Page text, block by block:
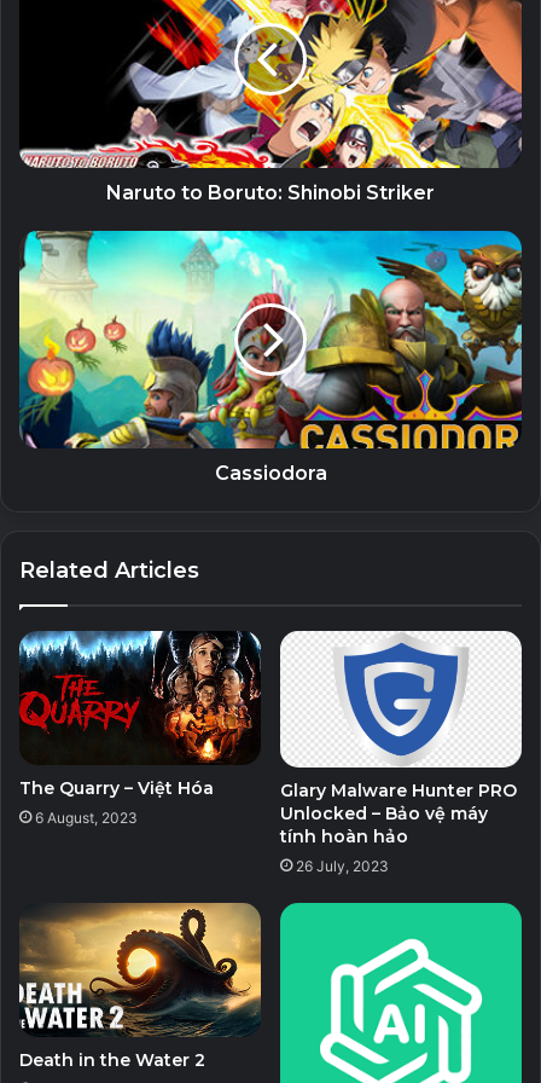
Yêu cầu cấu hình máy tính cài
đặt Ria
Bạn có thể xem cấu hình yêu cầu cấu hình hỗ trợ cài đặt
game để hoạt động tốt nhất. Bạn có thể xem qua và đối
Related Articles
AutoPlay Menu Builder Unlocked – Tạo
Menu phát tự động
19 September, 2023
GiliSoft Secure Disc Creator Unlocked
Stellar Repair for Video (All Editons
5 September, 2023
Eltima USB Network Gate Unlocked –
Phần mềm hỗ trợ chia sẻ kết nối USB
qua Internet
23 August, 2023
Hệ điều hành: Windows 11/10/8.1/7 64-bit
Bộ xử lý: Core i3-380UM 1.33GHz
Bộ nhớ: RAM 4GB
Đồ họa: Đồ họa Intel HD
Naruto to Boruto: Shinobi Striker
Cassiodora
Related Articles
The Quarry – Việt Hóa
6 August, 2023
Glary Malware Hunter PRO
Unlocked – Bảo vệ máy
tính hoàn hảo
26 July, 2023
Death in the Water 2